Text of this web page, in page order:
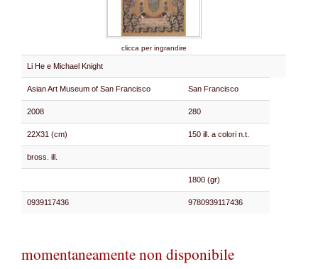
clicca per ingrandire
Li He e Michael Knight
Asian Art Museum of San Francisco San Francisco
2008 280
22X31 (cm) 150 ill. a colori n.t.
bross. ill.
1800 (gr)
0939117436 9780939117436
momentaneamente non disponibile